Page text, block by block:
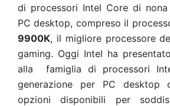
di processori Intel Core di
PC desktop, compreso il
9900K, il migliore processore
gaming. Oggi Intel ha
alla
famiglia di processori
generazione per PC desktop
opzioni disponibili per